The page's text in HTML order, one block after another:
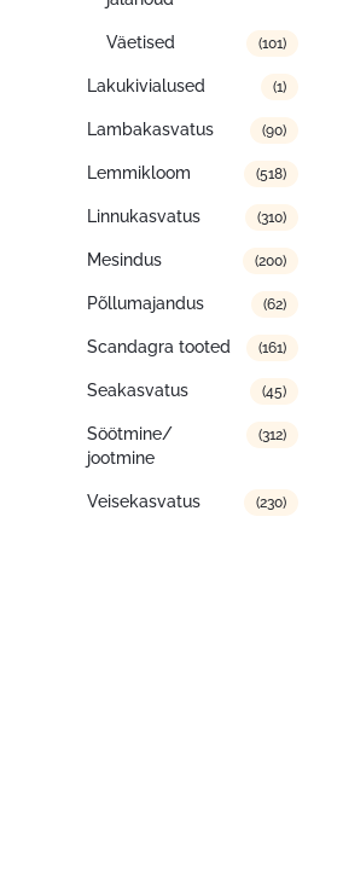
Väetised (101)
Lakukivialused (1)
Lambakasvatus (90)
Lemmikloom (518)
Linnukasvatus (310)
Mesindus (200)
Põllumajandus (62)
Scandagra tooted (161)
Seakasvatus (45)
Söötmine/
jootmine
(312)
Veisekasvatus (230)